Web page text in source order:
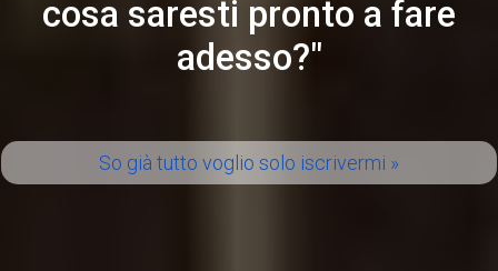
cosa saresti pronto a fare
adesso?"
So già tutto voglio solo iscrivermi »